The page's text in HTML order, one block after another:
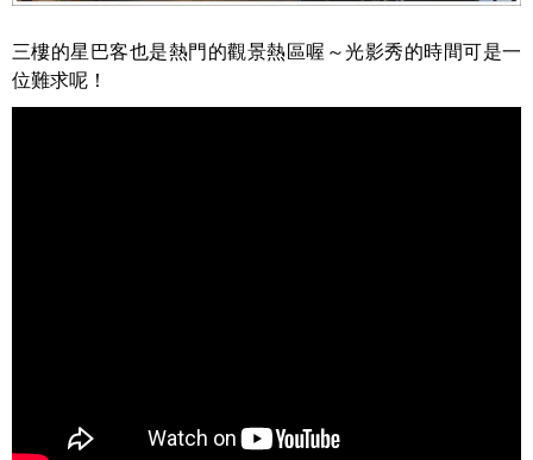
三樓的星巴客也是熱門的觀景熱區喔～光影秀的時間可是一
位難求呢！